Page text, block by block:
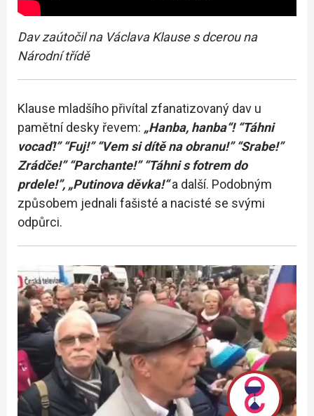
Dav zaútočil na Václava Klause s dcerou na
Národní třídě
Klause mladšího přivítal zfanatizovaný dav u
pamětní desky řevem: „Hanba, hanba“! “Táhni
vocaď!” “Fuj!” “Vem si dítě na obranu!” “Srabe!”
Zrádče!” “Parchante!” “Táhni s fotrem do
prdele!”, „Putinova děvka!“a další. Podobným
způsobem jednali fašisté a nacisté se svými
odpůrci.